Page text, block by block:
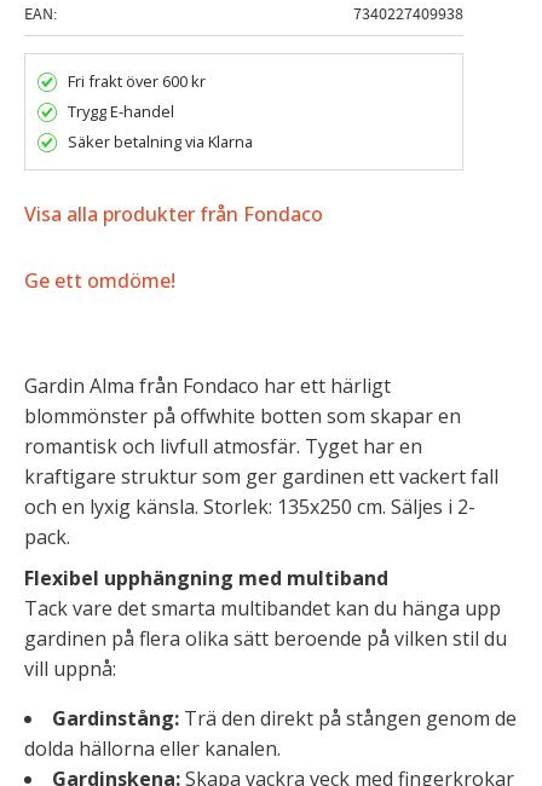
EAN
7340227409938
Fri frakt över 600 kr
Trygg E-handel
Säker betalning via Klarna
Visa alla produkter från Fondaco
Ge ett omdöme!
Gardin Alma från Fondaco har ett härligt
blommönster på offwhite botten som skapar en
romantisk och livfull atmosfär. Tyget har en
kraftigare struktur som ger gardinen ett vackert fall
och en lyxig känsla. Storlek: 135x250 cm. Säljes i 2-
pack.
Flexibel upphängning med multiband
Tack vare det smarta multibandet kan du hänga upp
gardinen på flera olika sätt beroende på vilken stil du
vill uppnå:
Gardinstång: Trä den direkt på stången genom de
dolda hällorna eller kanalen.
Gardinskena:Skapa vackra veck med fingerkrokar